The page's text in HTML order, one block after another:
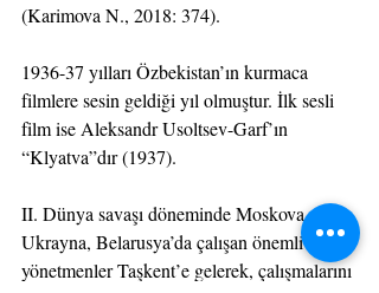
(Karimova N., 2018: 374).
1936-37 yılları Özbekistan’ın kurmaca
filmlere sesin geldiği yıl olmuştur. İlk sesli
film ise Aleksandr Usoltsev-Garf’ın
“Klyatva”dır (1937).
II. Dünya savaşı döneminde Moskova,
Ukrayna, Belarusya’da çalışan önemli
yönetmenler Taşkent’e gelerek, çalışmalarını